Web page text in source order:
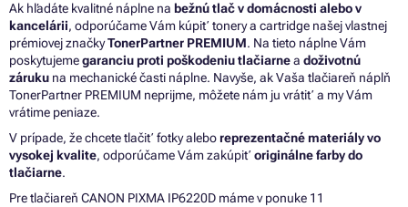
Ak hľadáte kvalitné náplne na bežnú tlač v domácnosti alebo v
kancelárii, odporúčame Vám kúpiť tonery a cartridge našej vlastnej
prémiovej značkyTonerPartner PREMIUM. Na tieto náplne Vám
poskytujemegaranciu proti poškodeniu tlačiarnea doživotnú
záruku na mechanické časti náplne. Navyše, ak Vaša tlačiareň náplň
TonerPartner PREMIUM neprijme, môžete nám ju vrátiť a my Vám
vrátime peniaze.
V prípade, že chcete tlačiť fotky aleboreprezentačné materiály vo
vysokej kvalite, odporúčame Vám zakúpiť originálne farby do
tlačiarne.
Pre tlačiareň CANON PIXMA IP6220D máme v ponuke 11